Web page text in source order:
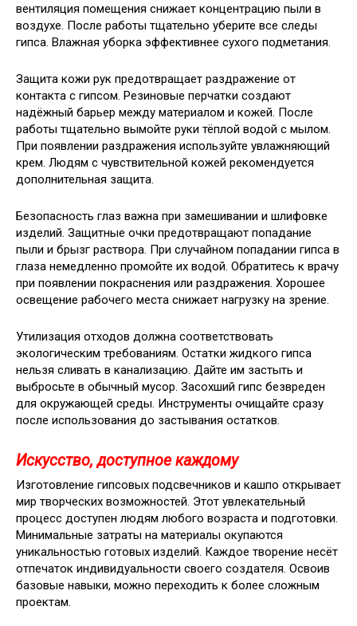
вентиляция помещения снижает концентрацию пыли в
воздухе. После работы тщательно уберите все следы
гипса. Влажная уборка эффективнее сухого подметания.
Защита кожи рук предотвращает раздражение от
контакта с гипсом. Резиновые перчатки создают
надёжный барьер между материалом и кожей. После
работы тщательно вымойте руки тёплой водой с мылом.
При появлении раздражения используйте увлажняющий
крем. Людям с чувствительной кожей рекомендуется
дополнительная защита.
Безопасность глаз важна при замешивании и шлифовке
изделий. Защитные очки предотвращают попадание
пыли и брызг раствора. При случайном попадании гипса в
глаза немедленно промойте их водой. Обратитесь к врачу
при появлении покраснения или раздражения. Хорошее
освещение рабочего места снижает нагрузку на зрение.
Утилизация отходов должна соответствовать
экологическим требованиям. Остатки жидкого гипса
нельзя сливать в канализацию. Дайте им застыть и
выбросьте в обычный мусор. Засохший гипс безвреден
для окружающей среды. Инструменты очищайте сразу
после использования до застывания остатков.
Искусство, доступное каждому
Изготовление гипсовых подсвечников и кашпо открывает
мир творческих возможностей. Этот увлекательный
процесс доступен людям любого возраста и подготовки.
Минимальные затраты на материалы окупаются
уникальностью готовых изделий. Каждое творение несёт
отпечаток индивидуальности своего создателя. Освоив
базовые навыки, можно переходить к более сложным
проектам.